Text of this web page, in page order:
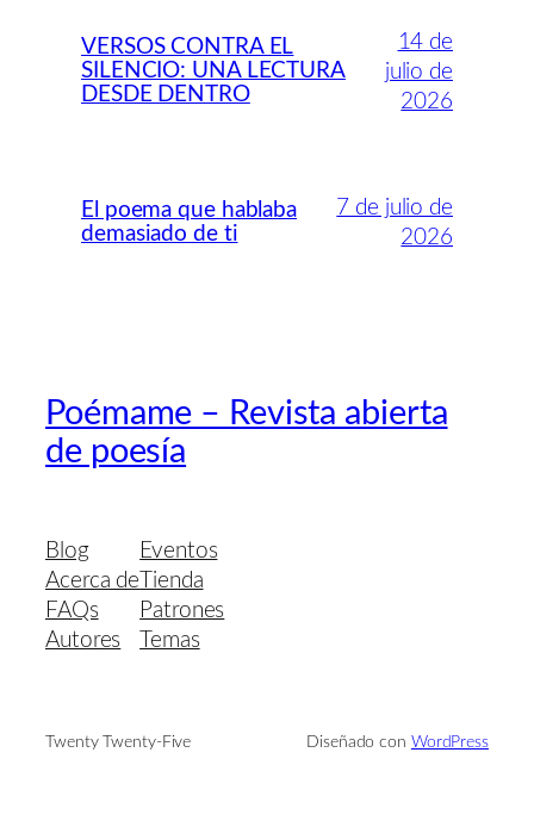
VERSOS CONTRA EL
SILENCIO: UNA LECTURA
DESDE DENTRO
14 de
julio de
2026
El poema que hablaba
demasiado de ti
7 de julio de
2026
Poémame – Revista abierta
de poesía
Blog
Acerca de
FAQs
Autores
Eventos
Tienda
Patrones
Temas
Twenty Twenty-Five Diseñado con WordPress